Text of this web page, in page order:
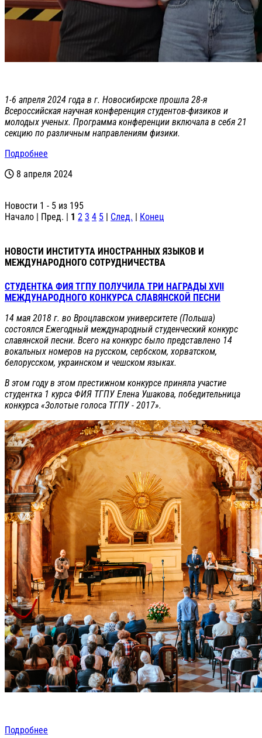
1-6 апреля 2024 года в г. Новосибирске прошла 28-я
Всероссийская научная конференция студентов-физиков и
молодых ученых. Программа конференции включала в себя 21
секцию по различным направлениям физики.
Подробнее
8 апреля 2024
Новости 1 - 5 из 195
Начало | Пред. | 1 2 3 4 5 | След. | Конец
НОВОСТИ ИНСТИТУТА ИНОСТРАННЫХ ЯЗЫКОВ И
МЕЖДУНАРОДНОГО СОТРУДНИЧЕСТВА
СТУДЕНТКА ФИЯ ТГПУ ПОЛУЧИЛА ТРИ НАГРАДЫ XVII
МЕЖДУНАРОДНОГО КОНКУРСА СЛАВЯНСКОЙ ПЕСНИ
14 мая 2018 г. во Вроцлавском университете (Польша)
состоялся Ежегодный международный студенческий конкурс
славянской песни. Всего на конкурс было представлено 14
вокальных номеров на русском, сербском, хорватском,
белорусском, украинском и чешском языках.
В этом году в этом престижном конкурсе приняла участие
студентка 1 курса ФИЯ ТГПУ Елена Ушакова, победительница
конкурса «Золотые голоса ТГПУ - 2017».
Подробнее